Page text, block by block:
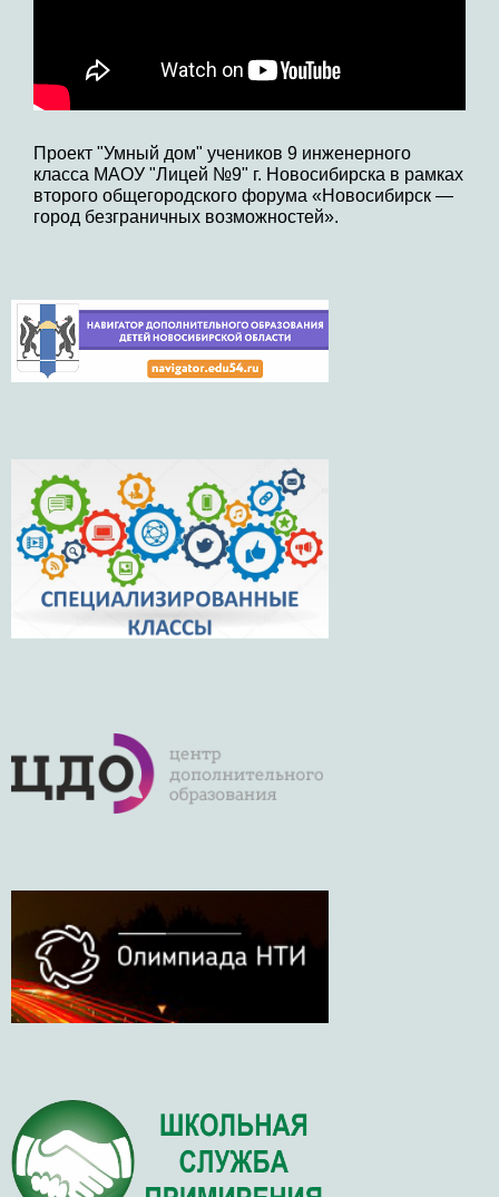
Проект "Умный дом" учеников 9 инженерного
класса МАОУ "Лицей №9" г. Новосибирска в рамках
второго общегородского форума «Новосибирск —
город безграничных возможностей».